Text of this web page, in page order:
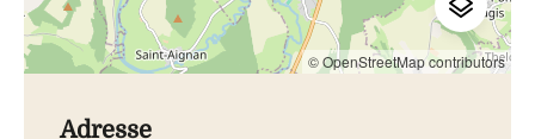
© OpenStreetMap contributors
Adresse